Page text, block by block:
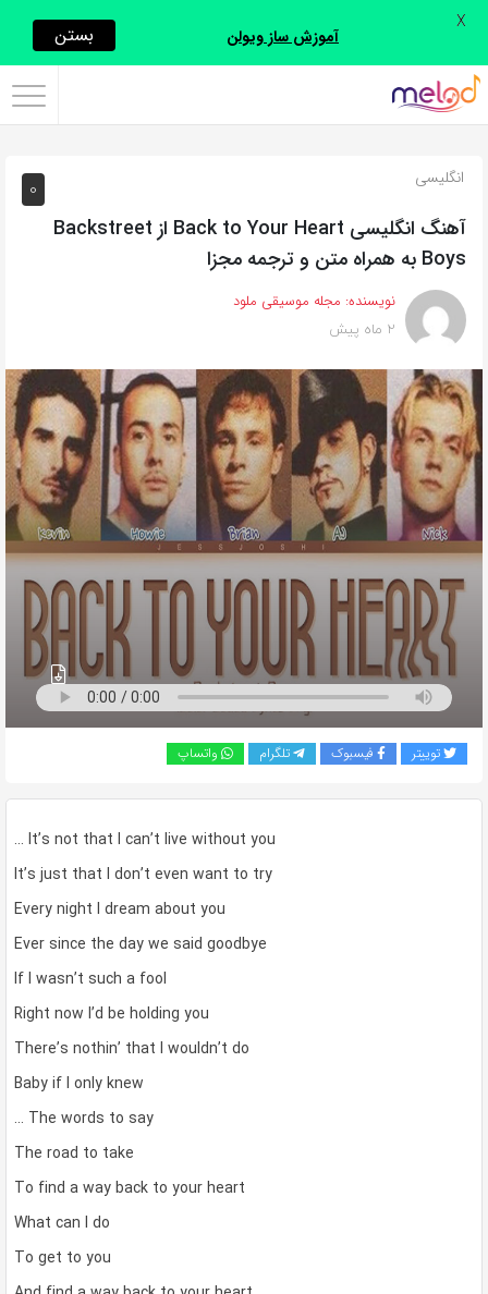
اشتراک
با
روش‌های
زیر
این
صفحه
را
با
دوستان
خود
به
اشتراک
بگذارید.
کپی
لینک
0 انگلیسی
آهنگ انگلیسی Back to Your Heart از Backstreet
Boys به همراه متن و ترجمه مجزا
نویسنده: مجله موسیقی ملود
2 ماه پیش
توییتر فیسبوک تلگرام واتساپ
… It’s not that I can’t live without you
It’s just that I don’t even want to try
Every night I dream about you
Ever since the day we said goodbye
If I wasn’t such a fool
Right now I’d be holding you
There’s nothin’ that I wouldn’t do
Baby if I only knew
… The words to say
The road to take
To find a way back to your heart
What can I do
To get to you
آموزش ساز ویولن بستن X